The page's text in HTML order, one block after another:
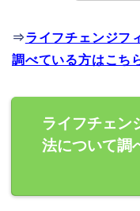
⇒ライフチェンジフ
調べている方はこち
ライフチェン
法について調